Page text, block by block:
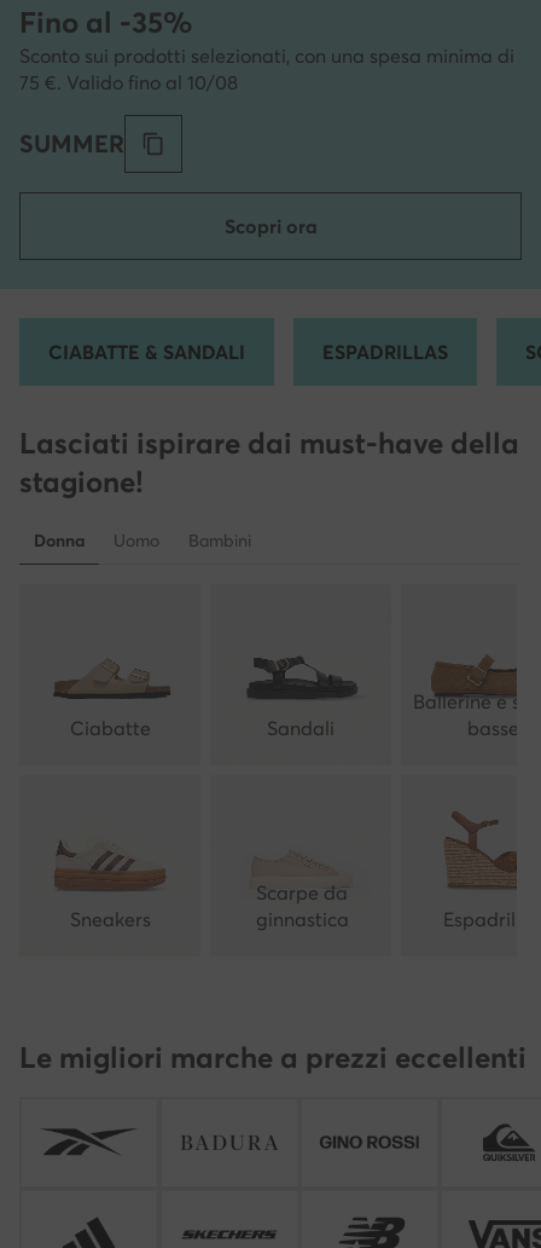
Fino al -35%
Sconto sui prodotti selezionati, con una spesa minima di
75 €. Valido fino al 10/08
SUMMER
Scopri ora
CIABATTE & SANDALI ESPADRILLAS
Lasciati ispirare dai must-have della
stagione!
Donna Uomo Bambini
Ciabatte
Sneakers
Sandali
Scarpe da
ginnastica
Ballerine e
basse
Espadrillas
Le migliori marche a prezzi eccellenti